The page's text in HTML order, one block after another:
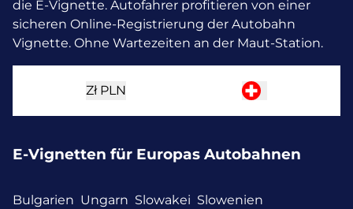
die E-Vignette. Autofahrer profitieren von einer
sicheren Online-Registrierung der Autobahn
Vignette. Ohne Wartezeiten an der Maut-Station.
Zł PLN
E-Vignetten für Europas Autobahnen
Bulgarien Ungarn Slowakei Slowenien